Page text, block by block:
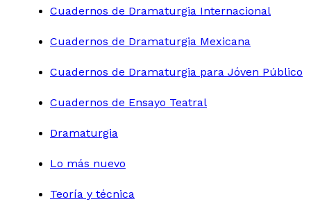
Cuadernos de Dramaturgia Internacional
Cuadernos de Dramaturgia Mexicana
Cuadernos de Dramaturgia para Jóven Público
Cuadernos de Ensayo Teatral
Dramaturgia
Lo más nuevo
Teoría y técnica